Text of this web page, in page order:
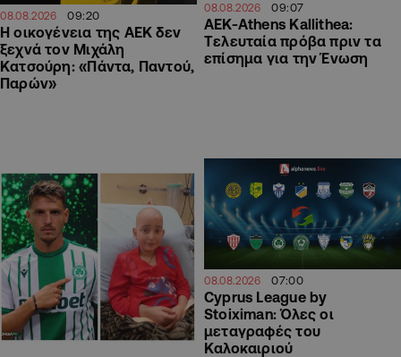
08.08.2026 09:20
Η οικογένεια της ΑΕΚ δεν
ξεχνά τον Μιχάλη
Κατσούρη: «Πάντα, Παντού,
Παρών»
08.08.2026 09:07
ΑΕΚ-Athens Kallithea:
Tελευταία πρόβα πριν τα
επίσημα για την Ένωση
08.08.2026 07:00
Cyprus League by
Stoiximan: Όλες οι
μεταγραφές του
Καλοκαιριού